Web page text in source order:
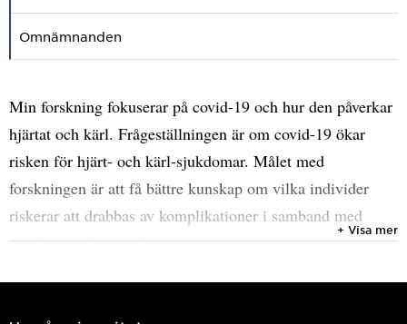
Omnämnanden
Min forskning fokuserar på covid-19 och hur den påverkar
hjärtat och kärl. Frågeställningen är om covid-19 ökar
risken för hjärt- och kärl-sjukdomar. Målet med
forskningen är att få bättre kunskap om vilka individer
riskerar att drabbas av komplikationer i samband med
covid-19 och när risken är störst.
Jag är specialistläkare i Internmedicin och Kardiologi,
+ Visa mer